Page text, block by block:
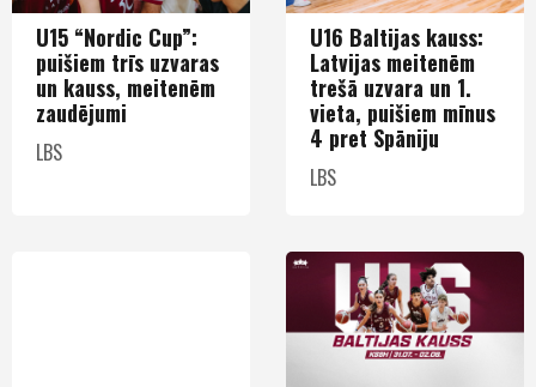
U15 “Nordic Cup”:
puišiem trīs uzvaras
un kauss, meitenēm
zaudējumi
LBS
U16 Baltijas kauss:
Latvijas meitenēm
trešā uzvara un 1.
vieta, puišiem mīnus
4 pret Spāniju
LBS